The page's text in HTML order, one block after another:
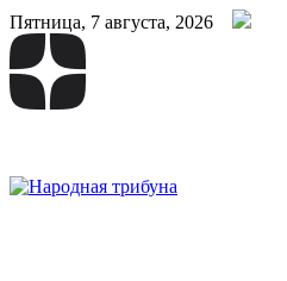
Пятница, 7 августа, 2026